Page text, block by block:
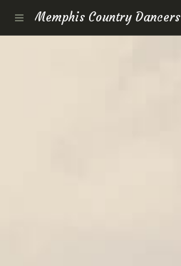
Memphis Country Dancers